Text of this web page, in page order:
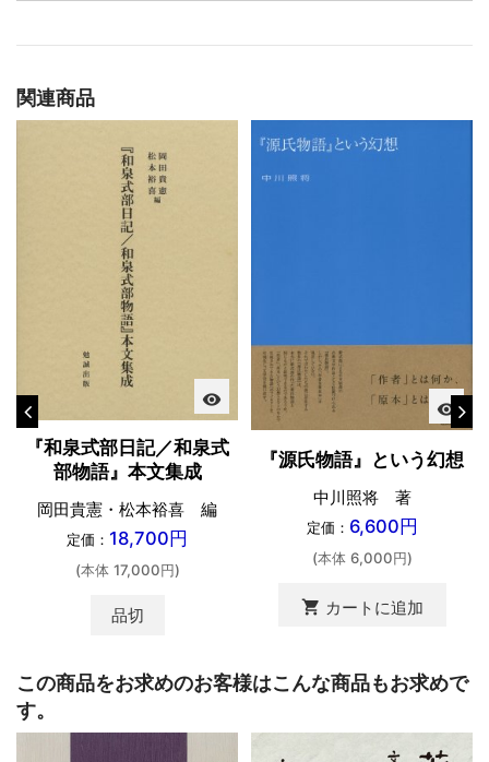
関連商品
visibility
『和泉式部日記／和泉式
部物語』本文集成
岡田貴憲・松本裕喜 編
定価： 18,700円
(本体 17,000円)
品切
visibility
『源氏物語』という幻想
中川照将 著
定価： 6,600円
(本体 6,000円)
shopping_cart カートに追加
この商品をお求めのお客様はこんな商品もお求めで
す。